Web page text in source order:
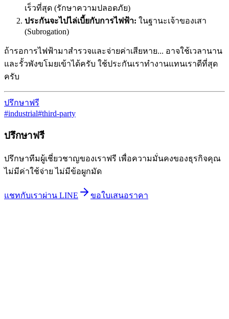
เร็วที่สุด (รักษาความปลอดภัย)
ประกันจะไปไล่เบี้ยกับการไฟฟ้า: ในฐานะเจ้าของเสา
(Subrogation)
ถ้ารอการไฟฟ้ามาสำรวจและจ่ายค่าเสียหาย... อาจใช้เวลานาน
และรั้วพังขโมยเข้าได้ครับ ใช้ประกันเราทำงานแทนเราดีที่สุด
ครับ
ปรึกษาฟรี
#industrial#third-party
ปรึกษาฟรี
ปรึกษาทีมผู้เชี่ยวชาญของเราฟรี เพื่อความมั่นคงของธุรกิจคุณ
ไม่มีค่าใช้จ่าย ไม่มีข้อผูกมัด
แชทกับเราผ่าน LINE ขอใบเสนอราคา